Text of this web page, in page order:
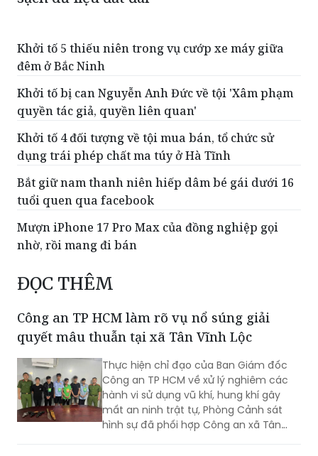
Khởi tố 5 thiếu niên trong vụ cướp xe máy giữa
đêm ở Bắc Ninh
Khởi tố bị can Nguyễn Anh Đức về tội 'Xâm phạm
quyền tác giả, quyền liên quan'
Khởi tố 4 đối tượng về tội mua bán, tổ chức sử
dụng trái phép chất ma túy ở Hà Tĩnh
Bắt giữ nam thanh niên hiếp dâm bé gái dưới 16
tuổi quen qua facebook
Mượn iPhone 17 Pro Max của đồng nghiệp gọi
nhờ, rồi mang đi bán
ĐỌC THÊM
Công an TP HCM làm rõ vụ nổ súng giải
quyết mâu thuẫn tại xã Tân Vĩnh Lộc
Thực hiện chỉ đạo của Ban Giám đốc
Công an TP HCM về xử lý nghiêm các
hành vi sử dụng vũ khí, hung khí gây
mất an ninh trật tự, Phòng Cảnh sát
hình sự đã phối hợp Công an xã Tân